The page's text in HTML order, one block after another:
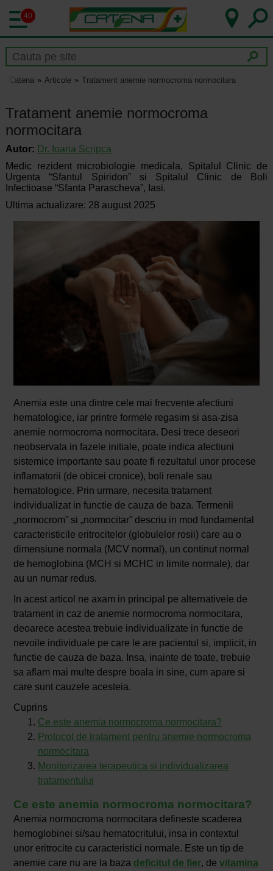
40
Catena Articole Tratament anemie normocroma normocitara
Tratament anemie normocroma
normocitara
Autor: Dr. Ioana Scripca
Medic rezident microbiologie medicala, Spitalul Clinic de
Urgenta “Sfantul Spiridon” si Spitalul Clinic de Boli
Infectioase “Sfanta Parascheva”, Iasi.
Ultima actualizare: 28 august 2025
Anemia este una dintre cele mai frecvente afectiuni
hematologice, iar printre formele regasim si asa-zisa
anemie normocroma normocitara. Desi trece deseori
neobservata in fazele initiale, poate indica afectiuni
sistemice importante sau poate fi rezultatul unor procese
inflamatorii (de obicei cronice), boli renale sau
hematologice. Prin urmare, necesita tratament
individualizat in functie de cauza de baza. Termenii
„normocrom” si „normocitar” descriu in mod fundamental
caracteristicile eritrocitelor (globulelor rosii) care au o
dimensiune normala (MCV normal), un continut normal
de hemoglobina (MCH si MCHC in limite normale), dar
au un numar redus.
In acest articol ne axam in principal pe alternativele de
tratament in caz de anemie normocroma normocitara,
deoarece acestea trebuie individualizate in functie de
nevoile individuale pe care le are pacientul si, implicit, in
functie de cauza de baza. Insa, inainte de toate, trebuie
sa aflam mai multe despre boala in sine, cum apare si
care sunt cauzele acesteia.
Cuprins
Ce este anemia normocroma normocitara?
Protocol de tratament pentru anemie normocroma
normocitara
Monitorizarea terapeutica si individualizarea
tratamentului
Ce este anemia normocroma normocitara?
Anemia normocroma normocitara defineste scaderea
hemoglobinei si/sau hematocritului, insa in contextul
unor eritrocite cu caracteristici normale. Este un tip de
anemie care nu are la baza deficitul de fier, de vitamina